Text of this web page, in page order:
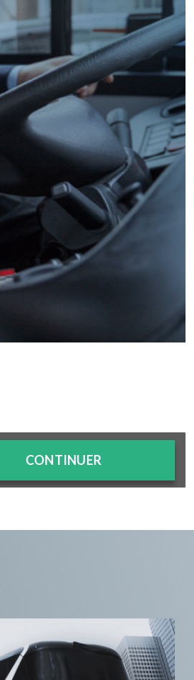
CONTINUER